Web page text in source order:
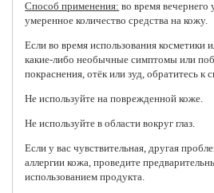
Способ применения: во время вечернего
умеренное количество средства на кожу.
Если во время использования косметики
какие-либо необычные симптомы или
покраснения, отёк или зуд, обратитесь к
Не используйте на поврежденной коже.
Не используйте в области вокруг глаз.
Если у вас чувствительная, другая
аллергии кожа, проведите
использованием продукта.